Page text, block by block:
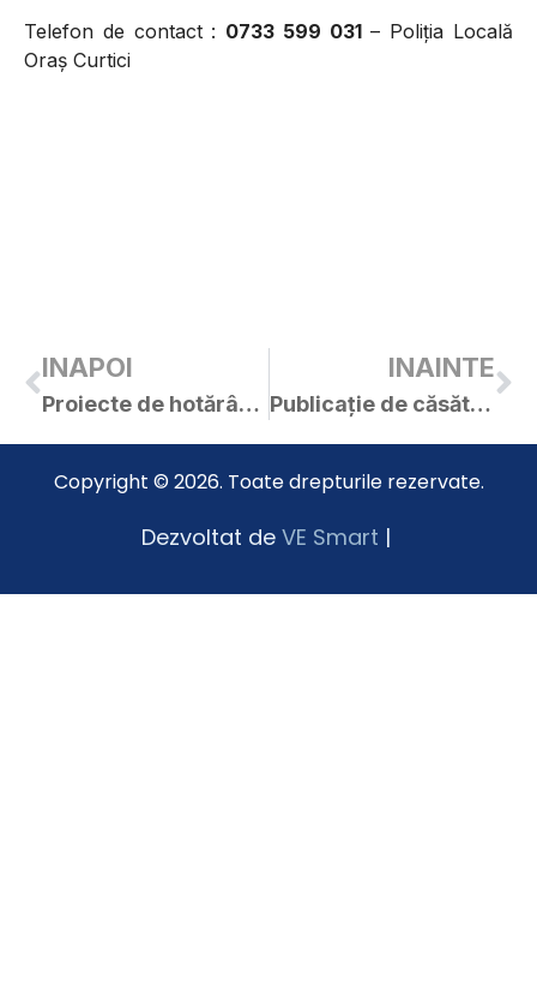
Telefon de contact : 0733 599 031– Poliția Locală
Oraș Curtici
INAPOI
Proiecte de hotărâri pentru ședința C.L. Curtici din 27.09.2019
INAINTE
Publicație de căsătorie – Telecan Sebastian-Florin / Ardeleanu Adelina
Copyright © 2026. Toate drepturile rezervate.
Dezvoltat de VE Smart |